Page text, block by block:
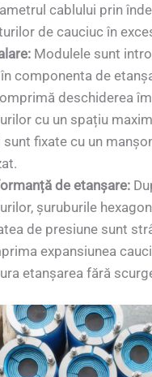
cablului prin
de cauciuc în
Modulele sunt
componenta de
deschiderea
cu un spațiu
sunt fixate cu un
de etanșare:
șuruburile
de presiune sunt
expansiunea
etanșarea fără